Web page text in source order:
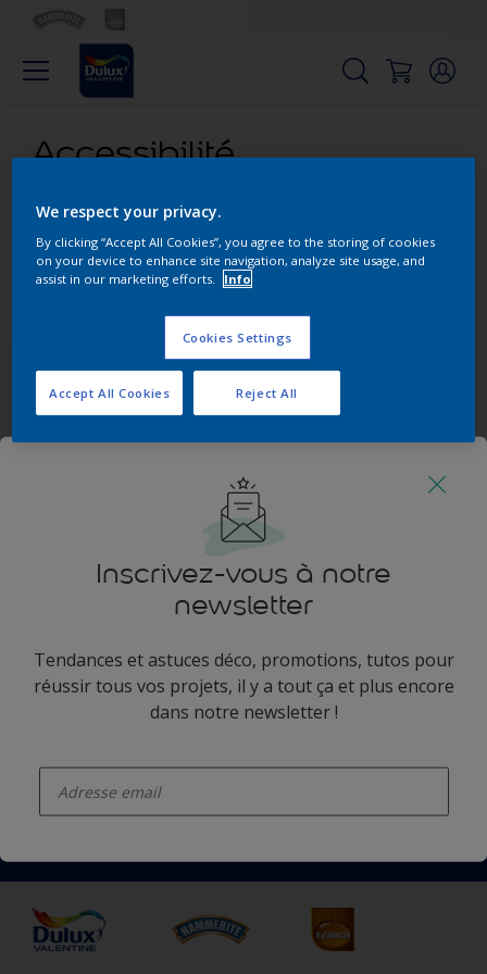
Accessibilité
Nous avons pour objectif de permettre à tous nos visiteurs
d’accéder à nos contenus et produits aussi facilement que
possible.
Inscrivez-vous à notre
newsletter
Tendances et astuces déco, promotions, tutos pour
réussir tous vos projets, il y a tout ça et plus encore
dans notre newsletter !
Suivez-nous
Dulux Valentine
Annulation et Retour
Conditions Générales de Vente
Catégories populaires
Nos couleurs
Produits
Conseils déco
Où jeter son pot de peinture ?
Accessibilité
Précision des couleurs
Plan du site
Durabilité
We respect your privacy.
By clicking “Accept All Cookies”, you agree to the storing of cookies
on your device to enhance site navigation, analyze site usage, and
assist in our marketing efforts.
Info
Cookies Settings
Reject All
Accept All Cookies